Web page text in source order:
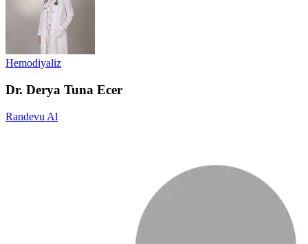
Hemodiyaliz
Dr. Derya Tuna Ecer
Randevu Al